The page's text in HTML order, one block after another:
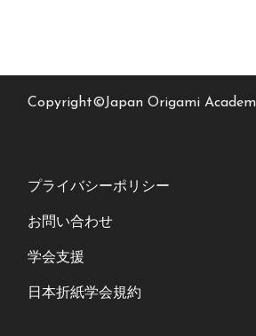
Copyright©Japan Origami
プライバシーポリシー
お問い合わせ
学会支援
日本折紙学会規約